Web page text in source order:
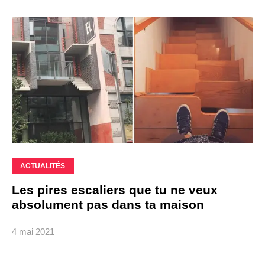
ACTUALITÉS
Les pires escaliers que tu ne veux
absolument pas dans ta maison
4 mai 2021